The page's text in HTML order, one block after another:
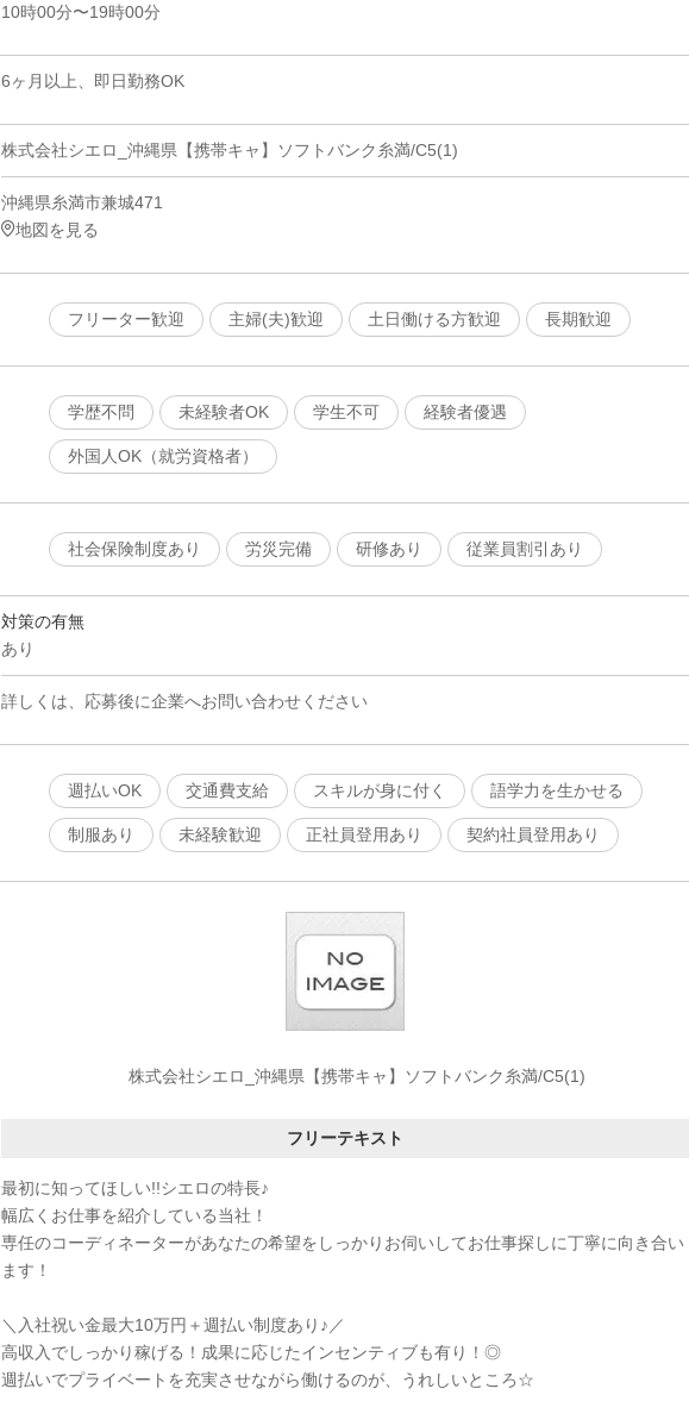
10時00分〜19時00分
6ヶ月以上、即日勤務OK
株式会社シエロ_沖縄県【携帯キャ】ソフトバンク糸満/C5(1)
沖縄県糸満市兼城471
地図を見る
フリーター歓迎
主婦(夫)歓迎 土日働ける方歓迎 長期歓迎
学歴不問
未経験者OK 学生不可 経験者優遇
外国人OK（就労資格者）
社会保険制度あり
労災完備 研修あり 従業員割引あり
対策の有無
あり
詳しくは、応募後に企業へお問い合わせください
週払いOK
交通費支給 スキルが身に付く 語学力を生かせる
制服あり 未経験歓迎 正社員登用あり 契約社員登用あり
株式会社シエロ_沖縄県【携帯キャ】ソフトバンク糸満/C5(1)
フリーテキスト
最初に知ってほしい!!シエロの特長♪
幅広くお仕事を紹介している当社！
専任のコーディネーターがあなたの希望をしっかりお伺いしてお仕事探しに丁寧に向き合い
ます！
＼入社祝い金最大10万円＋週払い制度あり♪／
高収入でしっかり稼げる！成果に応じたインセンティブも有り！◎
週払いでプライベートを充実させながら働けるのが、うれしいところ☆